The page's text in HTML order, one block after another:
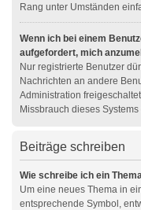
Rang unter Umständen
Wenn ich bei einem
aufgefordert, mich
Nur registrierte Benutzer
Nachrichten an andere
Administration
Missbrauch dieses
Beiträge schreiben
Wie schreibe ich ein
Um eine neues Thema in
entsprechende Symbol,